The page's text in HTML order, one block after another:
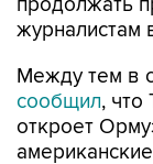
Между тем в
откроет
"очень